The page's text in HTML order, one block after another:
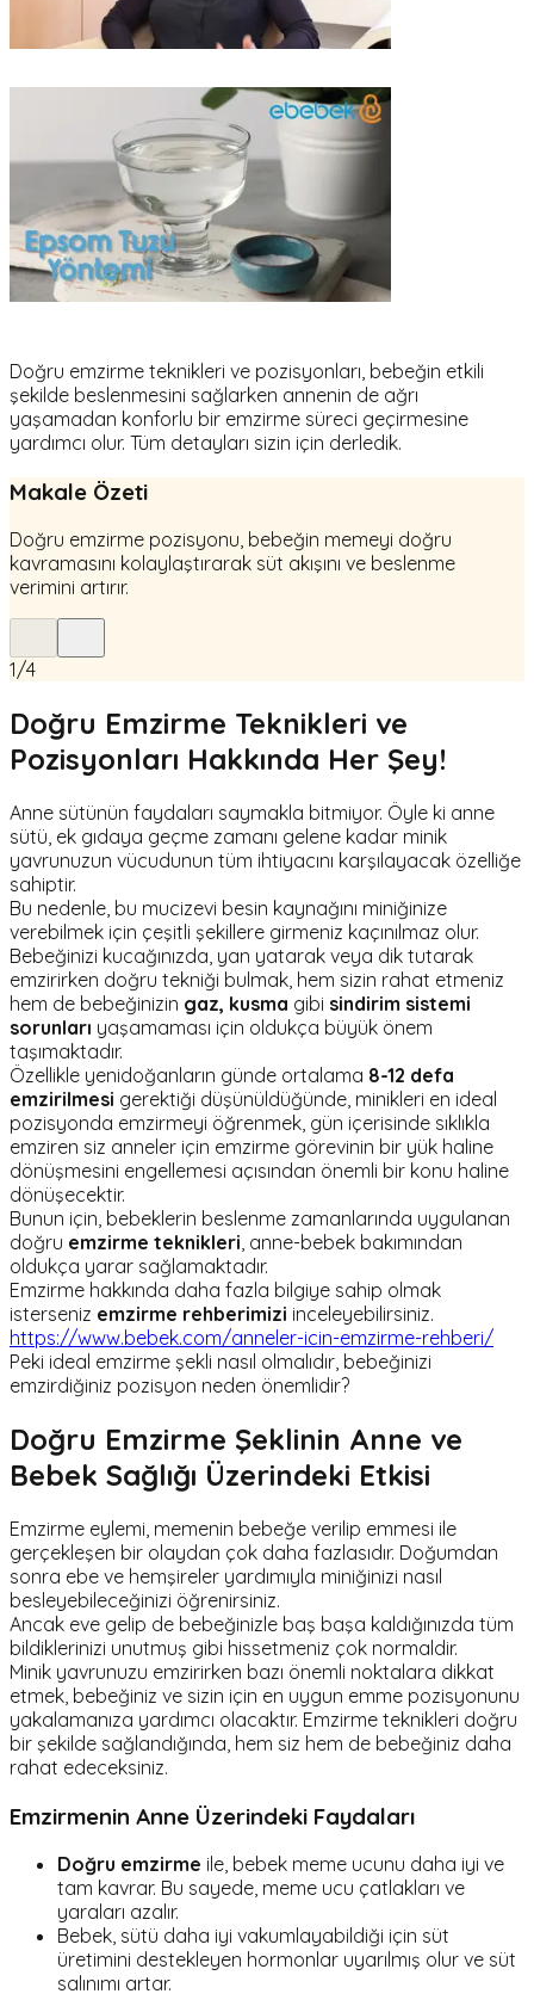
Doğru emzirme teknikleri ve pozisyonları, bebeğin etkili
şekilde beslenmesini sağlarken annenin de ağrı
yaşamadan konforlu bir emzirme süreci geçirmesine
yardımcı olur. Tüm detayları sizin için derledik.
Makale Özeti
Doğru emzirme pozisyonu, bebeğin memeyi doğru
kavramasını kolaylaştırarak süt akışını ve beslenme
verimini artırır.
1/4
Doğru Emzirme Teknikleri ve
Pozisyonları Hakkında Her Şey!
Anne sütünün faydaları saymakla bitmiyor. Öyle ki anne
sütü, ek gıdaya geçme zamanı gelene kadar minik
yavrunuzun vücudunun tüm ihtiyacını karşılayacak özelliğe
sahiptir.
Bu nedenle, bu mucizevi besin kaynağını miniğinize
verebilmek için çeşitli şekillere girmeniz kaçınılmaz olur.
Bebeğinizi kucağınızda, yan yatarak veya dik tutarak
emzirirken doğru tekniği bulmak, hem sizin rahat etmeniz
hem de bebeğinizin gaz, kusma gibi sindirim sistemi
sorunları yaşamaması için oldukça büyük önem
taşımaktadır.
Özellikle yenidoğanların günde ortalama 8-12 defa
emzirilmesi gerektiği düşünüldüğünde, minikleri en ideal
pozisyonda emzirmeyi öğrenmek, gün içerisinde sıklıkla
emziren siz anneler için emzirme görevinin bir yük haline
dönüşmesini engellemesi açısından önemli bir konu haline
dönüşecektir.
Bunun için, bebeklerin beslenme zamanlarında uygulanan
doğru emzirme teknikleri, anne-bebek bakımından
oldukça yarar sağlamaktadır.
Emzirme hakkında daha fazla bilgiye sahip olmak
isterseniz emzirme rehberimizi inceleyebilirsiniz.
https://www.bebek.com/anneler-icin-emzirme-rehberi/
Peki ideal emzirme şekli nasıl olmalıdır, bebeğinizi
emzirdiğiniz pozisyon neden önemlidir?
Doğru Emzirme Şeklinin Anne ve
Bebek Sağlığı Üzerindeki Etkisi
Emzirme eylemi, memenin bebeğe verilip emmesi ile
gerçekleşen bir olaydan çok daha fazlasıdır. Doğumdan
sonra ebe ve hemşireler yardımıyla miniğinizi nasıl
besleyebileceğinizi öğrenirsiniz.
Ancak eve gelip de bebeğinizle baş başa kaldığınızda tüm
bildiklerinizi unutmuş gibi hissetmeniz çok normaldir.
Minik yavrunuzu emzirirken bazı önemli noktalara dikkat
etmek, bebeğiniz ve sizin için en uygun emme pozisyonunu
yakalamanıza yardımcı olacaktır. Emzirme teknikleri doğru
bir şekilde sağlandığında, hem siz hem de bebeğiniz daha
rahat edeceksiniz.
Emzirmenin Anne Üzerindeki Faydaları
Doğru emzirme ile, bebek meme ucunu daha iyi ve
tam kavrar. Bu sayede, meme ucu çatlakları ve
yaraları azalır.
Bebek, sütü daha iyi vakumlayabildiği için süt
üretimini destekleyen hormonlar uyarılmış olur ve süt
salınımı artar.